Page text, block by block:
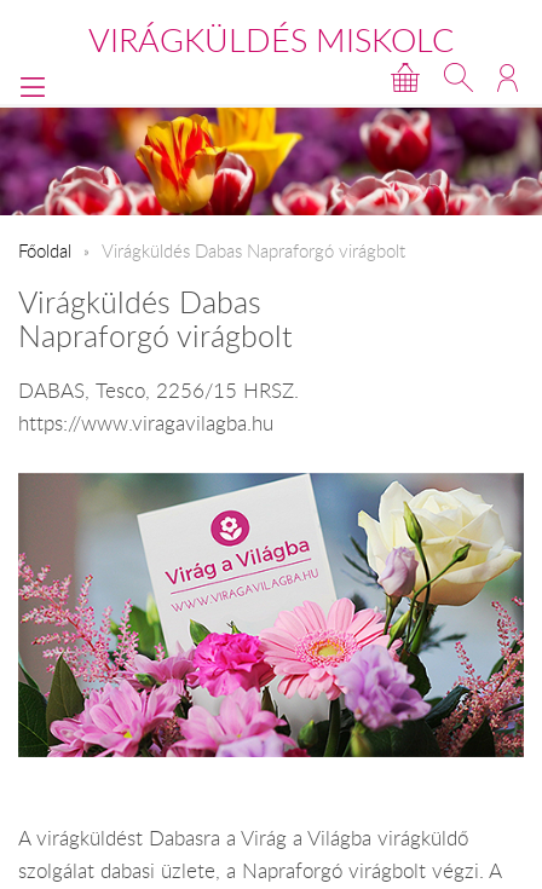
VIRÁGKÜLDÉS MISKOLC
Főoldal Virágküldés Dabas Napraforgó virágbolt
Virágküldés Dabas
Napraforgó virágbolt
DABAS, Tesco, 2256/15 HRSZ.
https://www.viragavilagba.hu
A virágküldést Dabasra a Virág a Világba virágküldő
szolgálat dabasi üzlete, a Napraforgó virágbolt végzi. A